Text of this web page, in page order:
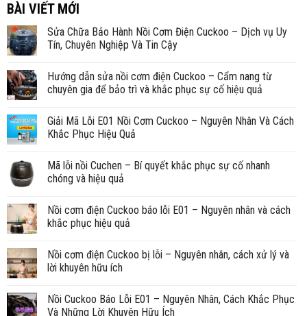
BÀI VIẾT MỚI
Sửa Chữa Bảo Hành Nồi Cơm Điện Cuckoo – Dịch vụ Uy
Tín, Chuyên Nghiệp Và Tin Cậy
Hướng dẫn sửa nồi cơm điện Cuckoo – Cẩm nang từ
chuyên gia để bảo trì và khắc phục sự cố hiệu quả
Giải Mã Lỗi E01 Nồi Cơm Cuckoo – Nguyên Nhân Và Cách
Khắc Phục Hiệu Quả
Mã lỗi nồi Cuchen – Bí quyết khắc phục sự cố nhanh
chóng và hiệu quả
Nồi cơm điện Cuckoo báo lỗi E01 – Nguyên nhân và cách
khắc phục hiệu quả
Nồi cơm điện Cuckoo bị lỗi – Nguyên nhân, cách xử lý và
lời khuyên hữu ích
Nồi Cuckoo Báo Lỗi E01 – Nguyên Nhân, Cách Khắc Phục
Và Những Lời Khuyên Hữu Ích